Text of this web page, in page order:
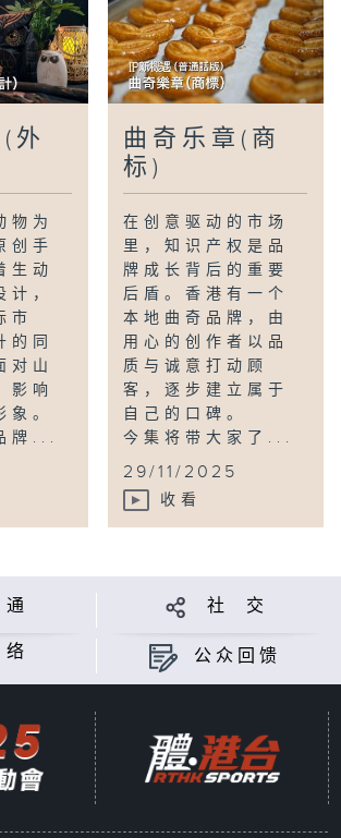
外
物为
创手
生动
计，
市
的同
对山
影响
象。
牌...
曲奇乐章(商
标)
在创意驱动的市场
里，知识产权是品
牌成长背后的重要
后盾。香港有一个
本地曲奇品牌，由
用心的创作者以品
质与诚意打动顾
客，逐步建立属于
自己的口碑。
今集将带大家了...
29/11/2025
收看
社 交
公众回馈